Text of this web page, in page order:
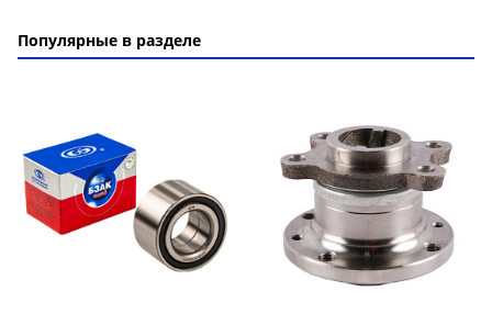
Популярные в разделе